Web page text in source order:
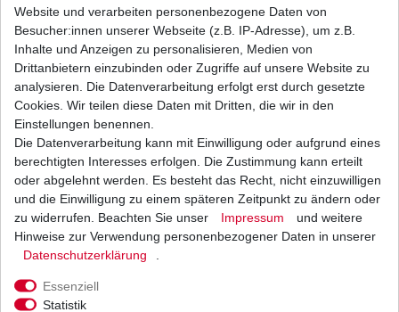
Ölfilter Hiflo HF138C HF 138C Chrom
UVP 15,70 € 12,82 € *
1 Stück
Ölfilter Hiflo HF138RC HF 138 RC
UVP 12,46 €
Website und verarbeiten personenbezogene Daten von
Besucher:innen unserer Webseite (z.B. IP-Adresse), um z.B.
Inhalte und Anzeigen zu personalisieren, Medien von
Drittanbietern einzubinden oder Zugriffe auf unsere Website zu
analysieren. Die Datenverarbeitung erfolgt erst durch gesetzte
Cookies. Wir teilen diese Daten mit Dritten, die wir in den
Einstellungen benennen.
Die Datenverarbeitung kann mit Einwilligung oder aufgrund eines
berechtigten Interesses erfolgen. Die Zustimmung kann erteilt
oder abgelehnt werden. Es besteht das Recht, nicht einzuwilligen
und die Einwilligung zu einem späteren Zeitpunkt zu ändern oder
zu widerrufen. Beachten Sie unser
Impressum
und weitere
Hinweise zur Verwendung personenbezogener Daten in unserer
Daten­schutz­erklärung
Essenziell
Statistik